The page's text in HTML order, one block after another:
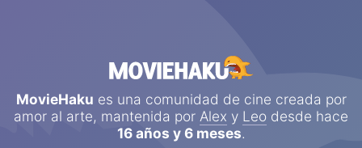
MovieHaku es una comunidad de cine creada por
amor al arte, mantenida por Alex y Leo desde hace
16 años y 6 meses.